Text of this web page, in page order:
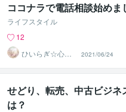
ココナラで電話相談始めま
ライフスタイル
12
ひいらぎ☆心の
ベンチ
2021/06/24
せどり、転売、中古ビジネ
は？